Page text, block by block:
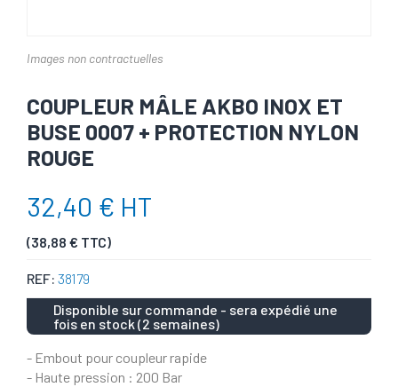
Images non contractuelles
COUPLEUR MÂLE AKBO INOX ET
BUSE 0007 + PROTECTION NYLON
ROUGE
32,40 € HT
(38,88 € TTC)
REF: 38179
Disponible sur commande - sera expédié une
fois en stock (2 semaines)
- Embout pour coupleur rapide
- Haute pression : 200 Bar